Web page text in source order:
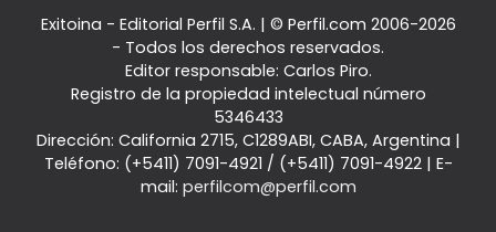
Exitoina - Editorial Perfil S.A. | © Perfil.com 2006-2026
- Todos los derechos reservados.
Editor responsable: Carlos Piro.
Registro de la propiedad intelectual número
5346433
Dirección: California 2715, C1289ABI, CABA, Argentina |
Teléfono: (+5411) 7091-4921 / (+5411) 7091-4922| E-
mail: perfilcom@perfil.com